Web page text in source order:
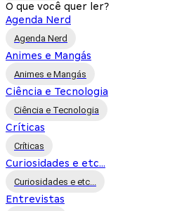
O que você quer ler?
Agenda Nerd
Agenda Nerd
Animes e Mangás
Animes e Mangás
Ciência e Tecnologia
Ciência e Tecnologia
Críticas
Críticas
Curiosidades e etc...
Curiosidades e etc...
Entrevistas